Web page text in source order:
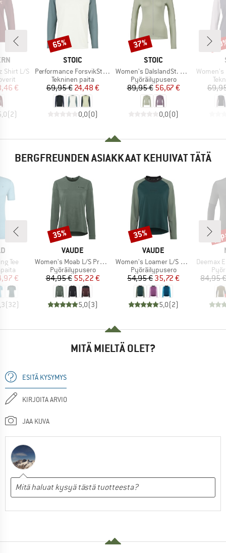
Shirt L/S
hinta
€
(2)
MERKKI
STOIC
Tuote
Performance ForsvikSt. Longsleeve
Tuoteryhmä
Tekninen paita
Hinta
69,95 €Alennettu hinta
24,48 €
0,0(0)
Alennus
65%
MERKKI
STOIC
Tuote
Women's DalslandSt. Gravel Jersey L/S
Tuoteryhmä
Pyöräilypusero
Hinta
89,95 €Alennettu hinta
56,67 €
0,0(0)
Alennus
37%
Tuote
Women's
BERGFREUNDEN ASIAKKAAT KEHUIVAT TÄTÄ
Tee
hinta
€
(32)
MERKKI
VAUDE
Tuote
Women's Moab L/S Pro Shirt
Tuoteryhmä
Pyöräilypusero
Hinta
84,95 €Alennettu hinta
55,22 €
5,0(3)
Alennus
35%
MERKKI
VAUDE
Tuote
Women's Loamer L/S Shirt
Tuoteryhmä
Pyöräilypusero
Hinta
54,95 €Alennettu hinta
35,72 €
5,0(2)
Alennus
35%
Tuote
Deemax
84,95 €
MITÄ MIELTÄ OLET?
ESITÄ KYSYMYS
KIRJOITA ARVIO
JAA KUVA